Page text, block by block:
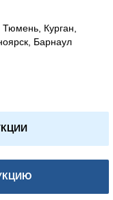
Курган,
Барнаул